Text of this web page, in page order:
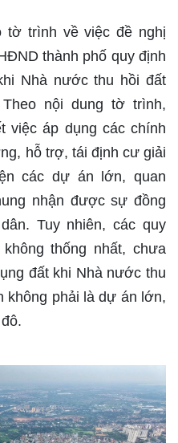
tờ trình về việc đề nghị
thành phố quy định
Nhà nước thu hồi đất
nội dung tờ trình,
việc áp dụng các chính
hỗ trợ, tái định cư giải
các dự án lớn, quan
nhận được sự đồng
Tuy nhiên, các quy
thống nhất, chưa
đất khi Nhà nước thu
không phải là dự án lớn,